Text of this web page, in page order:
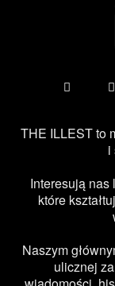
THE ILLEST to
i
Interesują nas
które
Naszym
ulicznej